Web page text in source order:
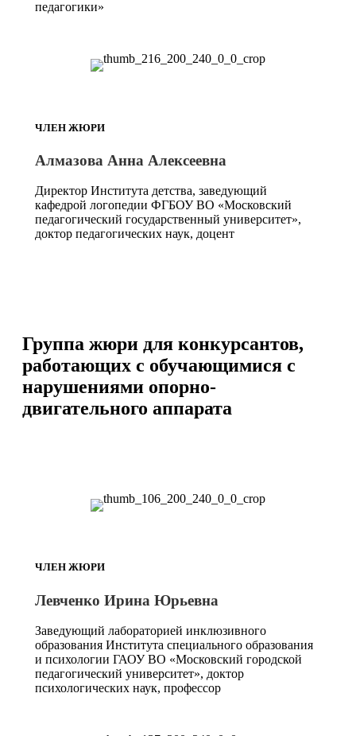
педагогики»
ЧЛЕН ЖЮРИ
Алмазова Анна Алексеевна
Директор Института детства, заведующий
кафедрой логопедии ФГБОУ ВО «Московский
педагогический государственный университет»,
доктор педагогических наук, доцент
Группа жюри для конкурсантов,
работающих с обучающимися с
нарушениями опорно-
двигательного аппарата
ЧЛЕН ЖЮРИ
Левченко Ирина Юрьевна
Заведующий лабораторией инклюзивного
образования Института специального образования
и психологии ГАОУ ВО «Московский городской
педагогический университет», доктор
психологических наук, профессор